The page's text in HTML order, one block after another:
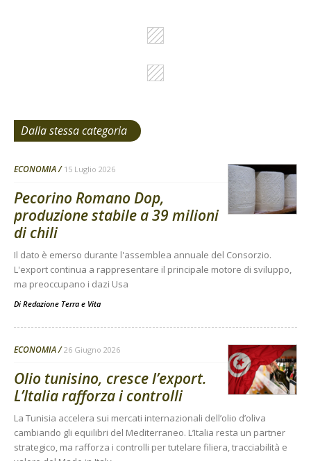
Dalla stessa categoria
ECONOMIA 15 Luglio 2026
Pecorino Romano Dop,
produzione stabile a 39 milioni
di chili
Il dato è emerso durante l'assemblea annuale del Consorzio.
L'export continua a rappresentare il principale motore di sviluppo,
ma preoccupano i dazi Usa
Di Redazione Terra e Vita
ECONOMIA 26 Giugno 2026
Olio tunisino, cresce l’export.
L’Italia rafforza i controlli
La Tunisia accelera sui mercati internazionali dell’olio d’oliva
cambiando gli equilibri del Mediterraneo. L’Italia resta un partner
strategico, ma rafforza i controlli per tutelare filiera, tracciabilità e